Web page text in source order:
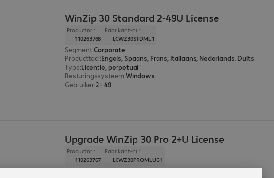
WinZip 30 Standard 2-49U License
Productnr.:
110263768
Fabrikant-nr.:
LCWZ30STDML1
Segment:Corporate
Producttaal:Engels, Spaans, Frans, Italiaans, Nederlands, Duits
Type:Licentie, perpetual
Besturingssysteem:Windows
Gebruiker:2 - 49
Upgrade WinZip 30 Pro 2+U License
Productnr.:
110263767
Fabrikant-nr.:
LCWZ30PROMLUG1
Gebruiker:2 - 999999